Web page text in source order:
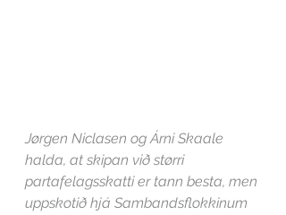
Jørgen Niclasen og Árni Skaale
halda, at skipan við størri
partafelagsskatti er tann besta, men
uppskotið hjá Sambandsflokkinum